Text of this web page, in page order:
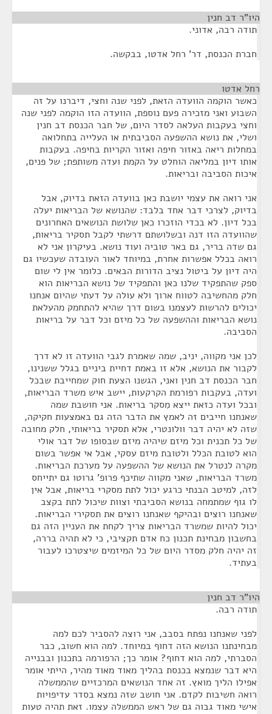
היו"ר דב חנין
תודה רבה, אדוני.
חברת הכנסת, דר' רחל אדטו, בבקשה.
רחל אדטו
כאשר הוקמה הוועדה הזאת, לפני שנה וחצי, דיברנו על זה
השבוע ואני מזכירה פעם נוספת, הוועדה הזו הוקמה לפני שנה
וחצי בעקבות העלאה לסדר היום, של חבר הכנסת דב חנין
ושלי, את נושא ההשפעה הסביבתית או העלייה בתחלואה
במחלות ריאה באזור חיפה ואזור הקריות בחיפה. בעקבות
אותו דיון במליאה הוחלט על הקמת ועדה משותפת; של פנים,
איכות הסביבה ובריאות.
אני רואה את עצמי יושבת כאן בוועדה הזאת בדיוק, אבל
בדיוק, לצרכי דבר אחד בלבד: שהנושא של הבריאות יעלה
בכל דיון. לא בכדי הוזכרו כאן שלושת הנושאים האחרונים
שהוועדה הזו דנה ובשלושתם דרשתי לקבל תסקיר בריאות,
גם שדה בריר, גם באר טוביה ועוד נושא. בעיקרון אני לא
רואה בכלל אפשרות אחרת, במיוחד לאור העובדה שעכשיו גם
היה דיון על ביטול נציב הדורות הבאים. כלומר אין לי שום
ספק שהתפקיד שלנו כאן והתפקיד של נושא הבריאות הוא
חלק מהחשיבה לטווח ארוך ולא עולה על דעתי שהיום אנחנו
יכולים להרשות לעצמנו בשום דרך שהיא להתחמק מהעלאת
נושא הבריאות וההשפעה של כל מיזם וכל דבר על בריאות
הסביבה.
לכן אני מקווה, יניב, שמה שאמרת לגבי הוועדה זו לא דרך
לקבור את הנושא, אלא זו באמת דחיית ביניים בגלל ששנינו,
חבר הכנסת דב חנין ואני, הגשנו הצעת חוק שמחייבת שבכל
ועדה, בעקבות רפורמת הקרקעות, יישב איש משרד הבריאות,
ובכל ועדה כזאת ייצא מִסקר בריאות. אני חושבת שמה
שאנחנו חייבים זה לאמץ את הדבר הזה גם באמצעות חקיקה,
שזה לא יהיה דבר וולונטרי, אלא תסקיר בריאותי, חלק מחובה
של כל תכנית וכל מיזם שיהיה מיזם שבסופו של דבר אולי
הוא לטובת הכלל ולטובת מיזם עסקי, אבל אי אפשר בשום
מקרה לנטרל את הנושא של ההשפעה על מערכת הבריאות.
משרד הבריאות, שאני מקווה שתיכף פרופ' גרוטו גם יתייחס
לזה, למיטב הבנתי כרגע יכול לתת מסקרי בריאות, אבל אין
לו גוף שמתמחה בנושא הסביבתי וצוות שיכול לתת בקצב
שאנחנו רוצים ובהיקף שאנחנו רוצים את תסקירי הבריאות.
יכול להיות שמשרד הבריאות צריך לקחת את העניין הזה גם
בחשבון מבחינת תכנון כח אדם תקציבי, כי לא תהיה בררה,
זה יהיה חלק מסדר היום של כל המיזמים שיצטרכו לעבור
בעתיד.
היו"ר דב חנין
תודה רבה.
לפני שאנחנו נפתח בסבב, אני רוצה להסביר לכם למה
מבחינתנו הנושא הזה דחוף במיוחד. למה הוא חשוב, כבר
הסברתי, למה הוא דחוף? אומר כך; הרפורמה בתכנון ובבנייה
היא דבר שנמצא בכנסת בהליך מאוד מאוד מהיר, הייתי אומר
אפילו הליך מואץ. זה אחד הנושאים המרכזיים שהממשלה
רואה חשיבות לקדם. אני חושב שזה נמצא בסדר עדיפויות
אישי מאוד גבוה גם של ראש הממשלה עצמו. זאת תהיה טעות